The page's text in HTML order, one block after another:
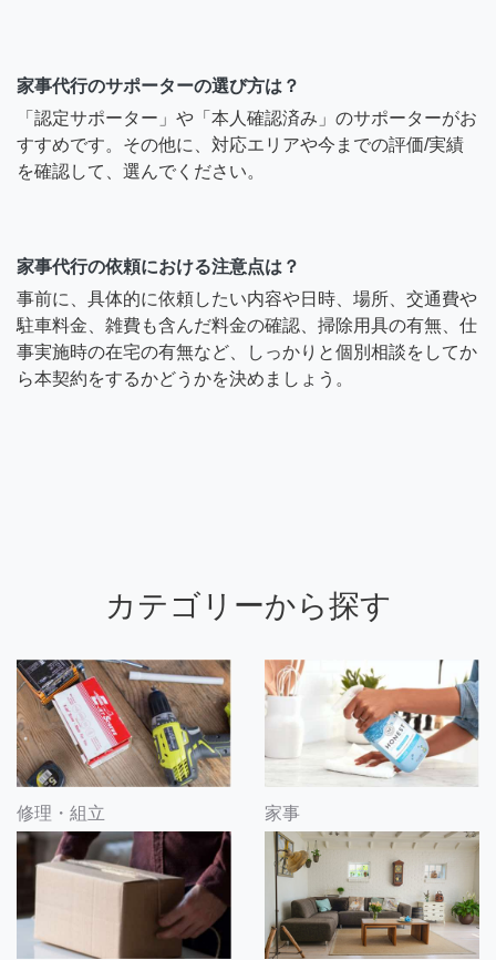
家事代行のサポーターの選び方は？
「認定サポーター」や「本人確認済み」のサポーターがお
すすめです。その他に、対応エリアや今までの評価/実績
を確認して、選んでください。
家事代行の依頼における注意点は？
事前に、具体的に依頼したい内容や日時、場所、交通費や
駐車料金、雑費も含んだ料金の確認、掃除用具の有無、仕
事実施時の在宅の有無など、しっかりと個別相談をしてか
ら本契約をするかどうかを決めましょう。
カテゴリーから探す
修理・組立 家事